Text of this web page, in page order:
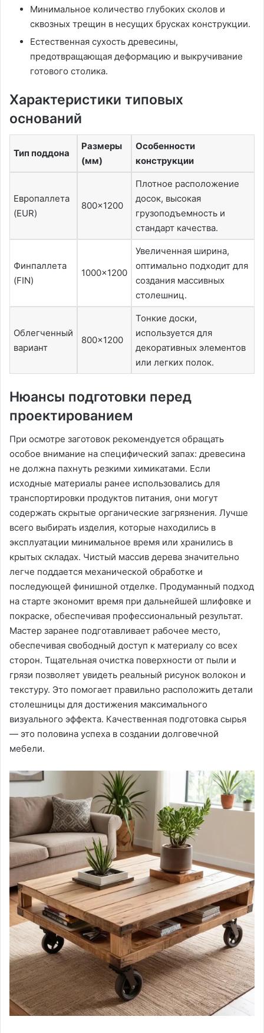
Минимальное количество глубоких сколов и
сквозных трещин в несущих брусках конструкции.
Естественная сухость древесины,
предотвращающая деформацию и выкручивание
готового столика.
Характеристики типовых
оснований
Тип поддона
Размеры
(мм)
Особенности
конструкции
Европаллета
(EUR)
800×1200
Плотное расположение
досок, высокая
грузоподъемность и
стандарт качества.
Финпаллета
(FIN)
1000×1200
Увеличенная ширина,
оптимально подходит для
создания массивных
столешниц.
Облегченный
вариант
800×1200
Тонкие доски,
используется для
декоративных элементов
или легких полок.
Нюансы подготовки перед
проектированием
При осмотре заготовок рекомендуется обращать
особое внимание на специфический запах: древесина
не должна пахнуть резкими химикатами. Если
исходные материалы ранее использовались для
транспортировки продуктов питания, они могут
содержать скрытые органические загрязнения. Лучше
всего выбирать изделия, которые находились в
эксплуатации минимальное время или хранились в
крытых складах. Чистый массив дерева значительно
легче поддается механической обработке и
последующей финишной отделке. Продуманный подход
на старте экономит время при дальнейшей шлифовке и
покраске, обеспечивая профессиональный результат.
Мастер заранее подготавливает рабочее место,
обеспечивая свободный доступ к материалу со всех
сторон. Тщательная очистка поверхности от пыли и
грязи позволяет увидеть реальный рисунок волокон и
текстуру. Это помогает правильно расположить детали
столешницы для достижения максимального
визуального эффекта. Качественная подготовка сырья
— это половина успеха в создании долговечной
мебели.